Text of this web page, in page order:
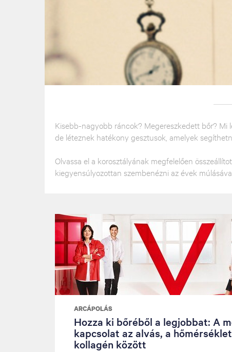
Kisebb-nagyobb ráncok? Megereszkedett bőr? Mi
de léteznek hatékony gesztusok, amelyek
Olvassa el a korosztályának megfelelően
kiegyensúlyozottan szembenézni az évek
ARCÁPOLÁS
Hozza ki bőréből a legjobbat: A
kapcsolat az alvás, a
kollagén között